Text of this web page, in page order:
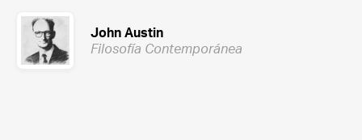
John Austin
Filosofía Contemporánea